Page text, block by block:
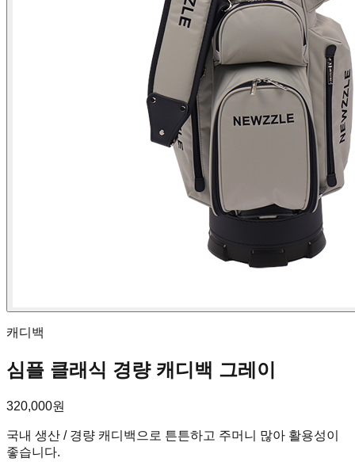
캐디백
심플 클래식 경량 캐디백 그레이
320,000원
국내 생산 / 경량 캐디백으로 튼튼하고 주머니 많아 활용성이
좋습니다.